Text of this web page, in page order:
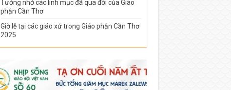
Tưởng nhớ các linh mục đã qua đời của Giáo
phận Cần Thơ
Giờ lễ tại các giáo xứ trong Giáo phận Cần Thơ
2025